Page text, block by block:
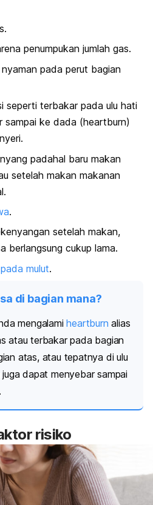
penumpukan jumlah gas.
pada perut bagian
seperti terbakar pada ulu hati
sampai ke dada (heartburn)
.
padahal baru makan
setelah makan makanan
.
setelah makan,
berlangsung cukup lama.
mulut.
di bagian mana?
mengalami heartburn alias
atau terbakar pada bagian
atas, atau tepatnya di ulu
jugadapat menyebar sampai
risiko